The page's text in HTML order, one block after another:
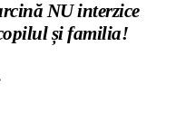
NU interzice
și familia!